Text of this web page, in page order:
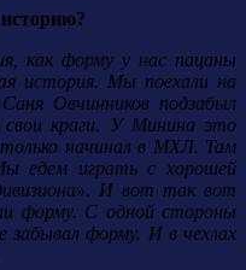
как форму у нас пацаны
история. Мы поехали на
Овчинников подзабыл
краги. У Минина это
начинал в МХЛ. Там
едем играть с хорошей
И вот так вот
форму. С одной стороны
забывал форму. И в чехлах